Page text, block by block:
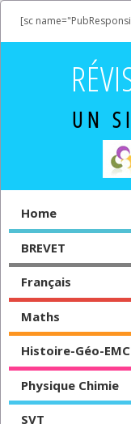
[sc
UN
Home
BREVET
Français
Maths
Histoire-Géo-EMC
Physique Chimie
SVT